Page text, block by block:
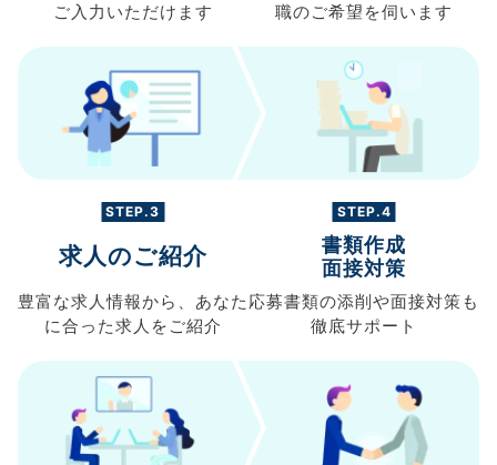
ご入力 いただけます
職のご希望を伺います
STEP.3
求人のご紹介
豊富な求人情報から、 あなた
に合った求人を ご紹介
STEP.4
書類作成
面接対策
応募書類の添削や面接対策も
徹底サポート